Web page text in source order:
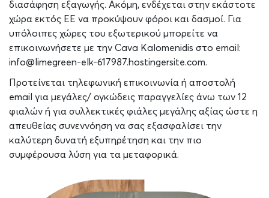
διασάφηση εξαγωγής. Ακόμη, ενδέχεται στην εκάστοτε
χώρα εκτός ΕΕ να προκύψουν φόροι και δασμοί. Για
υπόλοιπες χώρες του εξωτερικού μπορείτε να
επικοινωνήσετε με την Cava Kalomenidis στο email:
info@limegreen-elk-617987.hostingersite.com.
Προτείνεται τηλεφωνική επικοινωνία ή αποστολή
email για μεγάλες/ ογκώδεις παραγγελίες άνω των 12
φιαλών ή για συλλεκτικές φιάλες μεγάλης αξίας ώστε η
απευθείας συνεννόηση να σας εξασφαλίσει την
καλύτερη δυνατή εξυπηρέτηση και την πιο
συμφέρουσα λύση για τα μεταφορικά.